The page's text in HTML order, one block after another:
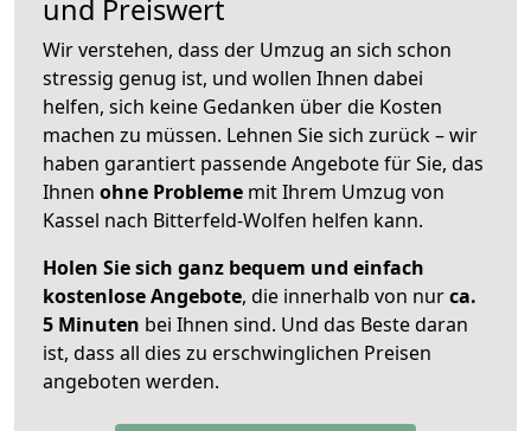
und Preiswert
Wir verstehen, dass der Umzug an sich schon
stressig genug ist, und wollen Ihnen dabei
helfen, sich keine Gedanken über die Kosten
machen zu müssen. Lehnen Sie sich zurück – wir
haben garantiert passende Angebote für Sie, das
Ihnen ohne Probleme mit Ihrem Umzug von
Kassel nach Bitterfeld-Wolfen helfen kann.
Holen Sie sich ganz bequem und einfach
kostenlose Angebote, die innerhalb von nurca.
5 Minuten bei Ihnen sind. Und das Beste daran
ist, dass all dies zu erschwinglichen Preisen
angeboten werden.